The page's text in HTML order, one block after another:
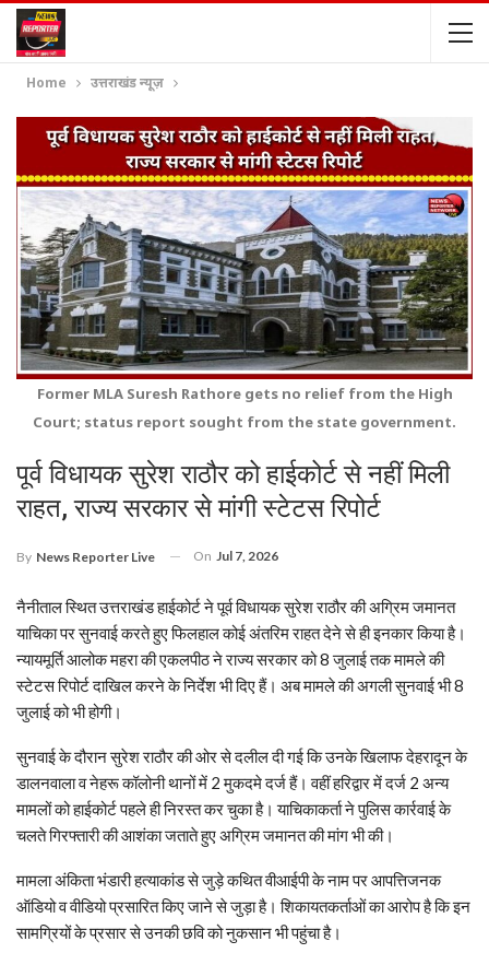
Home उत्तराखंड न्यूज़
Former MLA Suresh Rathore gets no relief from the High
Court; status report sought from the state government.
पूर्व विधायक सुरेश राठौर को हाईकोर्ट से नहीं मिली
राहत, राज्य सरकार से मांगी स्टेटस रिपोर्ट
By News Reporter Live On Jul 7, 2026
नैनीताल स्थित उत्तराखंड हाईकोर्ट ने पूर्व विधायक सुरेश राठौर की अग्रिम जमानत
याचिका पर सुनवाई करते हुए फिलहाल कोई अंतरिम राहत देने से ही इनकार किया है।
न्यायमूर्ति आलोक महरा की एकलपीठ ने राज्य सरकार को 8 जुलाई तक मामले की
स्टेटस रिपोर्ट दाखिल करने के निर्देश भी दिए हैं। अब मामले की अगली सुनवाई भी 8
जुलाई को भी होगी।
सुनवाई के दौरान सुरेश राठौर की ओर से दलील दी गई कि उनके खिलाफ देहरादून के
डालनवाला व नेहरू कॉलोनी थानों में 2 मुकदमे दर्ज हैं। वहीं हरिद्वार में दर्ज 2 अन्य
मामलों को हाईकोर्ट पहले ही निरस्त कर चुका है। याचिकाकर्ता ने पुलिस कार्रवाई के
चलते गिरफ्तारी की आशंका जताते हुए अग्रिम जमानत की मांग भी की।
मामला अंकिता भंडारी हत्याकांड से जुड़े कथित वीआईपी के नाम पर आपत्तिजनक
ऑडियो व वीडियो प्रसारित किए जाने से जुड़ा है। शिकायतकर्ताओं का आरोप है कि इन
सामग्रियों के प्रसार से उनकी छवि को नुकसान भी पहुंचा है।